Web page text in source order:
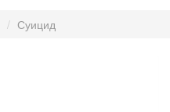
Суицид